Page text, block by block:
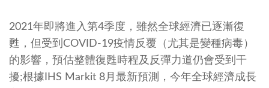
2021年即將進入第4季度，雖然全球經濟已逐漸復
甦，但受到COVID-19疫情反覆（尤其是變種病毒）
的影響，預估整體復甦時程及反彈力道仍會受到干
擾;根據IHS Markit 8月最新預測，今年全球經濟成長